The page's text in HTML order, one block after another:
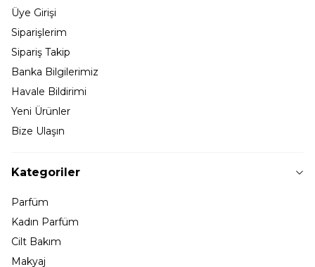
Üye Girişi
Siparişlerim
Sipariş Takip
Banka Bilgilerimiz
Havale Bildirimi
Yeni Ürünler
Bize Ulaşın
Kategoriler
Parfüm
Kadın Parfüm
Cilt Bakım
Makyaj